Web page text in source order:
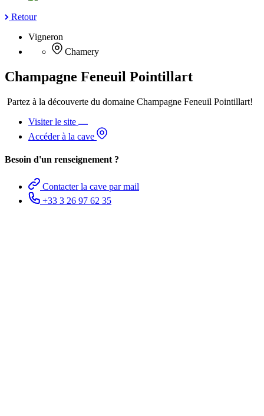
Retour
Vigneron
Chamery
Champagne Feneuil Pointillart
Partez à la découverte du domaine Champagne Feneuil Pointillart!
Visiter le site
Accéder à la cave
Besoin d'un renseignement ?
Contacter la cave par mail
+33 3 26 97 62 35